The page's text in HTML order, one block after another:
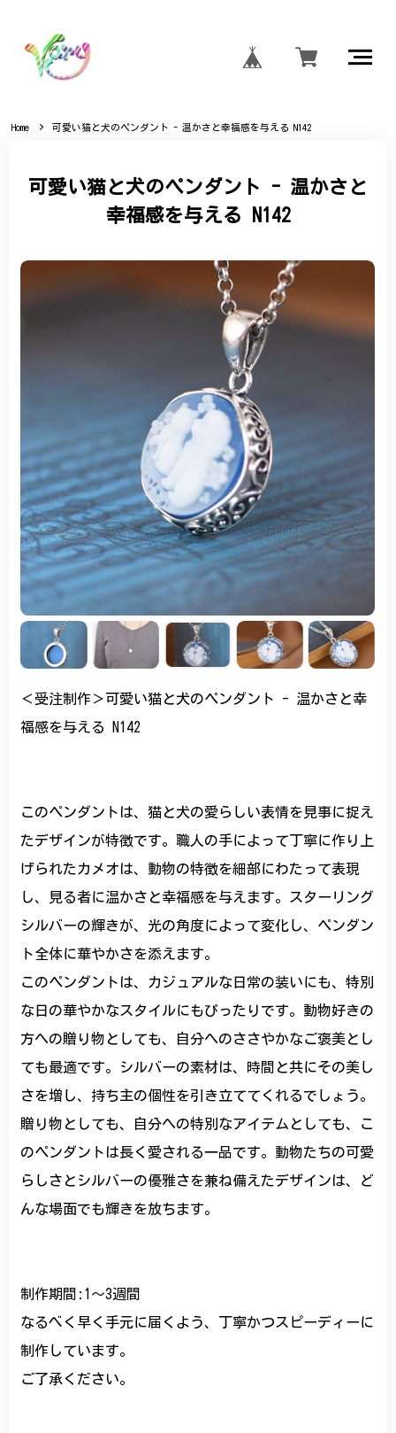
Home 可愛い猫と犬のペンダント - 温かさと幸福感を与える N142
可愛い猫と犬のペンダント - 温かさと
幸福感を与える N142
＜受注制作＞可愛い猫と犬のペンダント - 温かさと幸
福感を与える N142
このペンダントは、猫と犬の愛らしい表情を見事に捉え
たデザインが特徴です。職人の手によって丁寧に作り上
げられたカメオは、動物の特徴を細部にわたって表現
し、見る者に温かさと幸福感を与えます。スターリング
シルバーの輝きが、光の角度によって変化し、ペンダン
ト全体に華やかさを添えます。
このペンダントは、カジュアルな日常の装いにも、特別
な日の華やかなスタイルにもぴったりです。動物好きの
方への贈り物としても、自分へのささやかなご褒美とし
ても最適です。シルバーの素材は、時間と共にその美し
さを増し、持ち主の個性を引き立ててくれるでしょう。
贈り物としても、自分への特別なアイテムとしても、こ
のペンダントは長く愛される一品です。動物たちの可愛
らしさとシルバーの優雅さを兼ね備えたデザインは、ど
んな場面でも輝きを放ちます。
制作期間:1〜3週間
なるべく早く手元に届くよう、丁寧かつスピーディーに
制作しています。
ご了承ください。